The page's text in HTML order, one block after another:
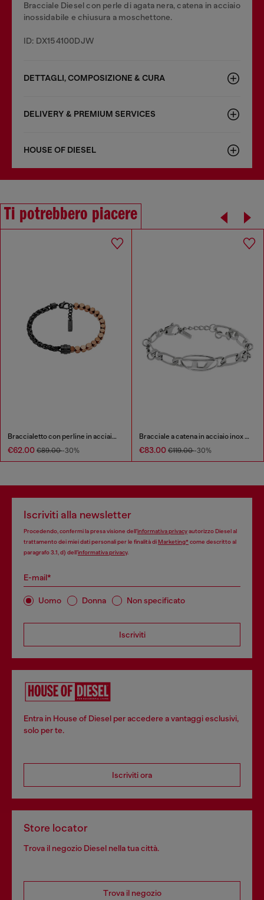
Bracciale Diesel con perle di agata nera, catena in acciaio
inossidabile e chiusura a moschettone.
ID: DX154100DJW
DETTAGLI, COMPOSIZIONE & CURA
DELIVERY & PREMIUM SERVICES
HOUSE OF DIESEL
Ti potrebbero piacere
Braccialetto con perline in acciaio inossidabile e ematite
€62.00 €89.00-30%
Bracciale a catena in acciaio inox e ottone
€83.00 €119.00-30%
Iscriviti alla newsletter
Procedendo, confermi la presa visione dell’informativa privacyautorizzo Diesel al
trattamento dei miei dati personali per le finalità diMarketing*come descritto al
paragrafo 3.1, d) dell’informativa privacy.
E-mail*
Uomo Donna Non specificato
Iscriviti
Entra in House of Diesel per accedere a vantaggi esclusivi,
solo per te.
Iscriviti ora
Store locator
Trova il negozio Diesel nella tua città.
Trova il negozio